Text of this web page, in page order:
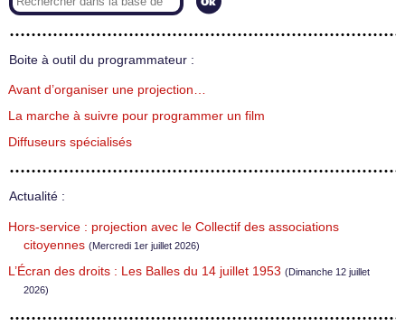
Boite à outil du programmateur :
Avant d’organiser une projection…
La marche à suivre pour programmer un film
Diffuseurs spécialisés
Actualité :
Hors-service : projection avec le Collectif des associations
citoyennes (Mercredi 1er juillet 2026)
L’Écran des droits : Les Balles du 14 juillet 1953 (Dimanche 12 juillet
2026)